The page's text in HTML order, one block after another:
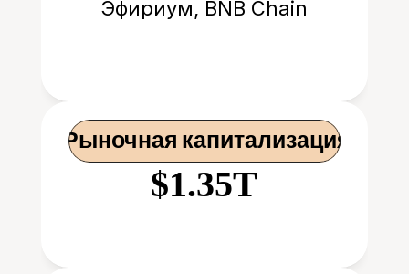
Эфириум, BNB Chain
Рыночная капитализация
$1.35T